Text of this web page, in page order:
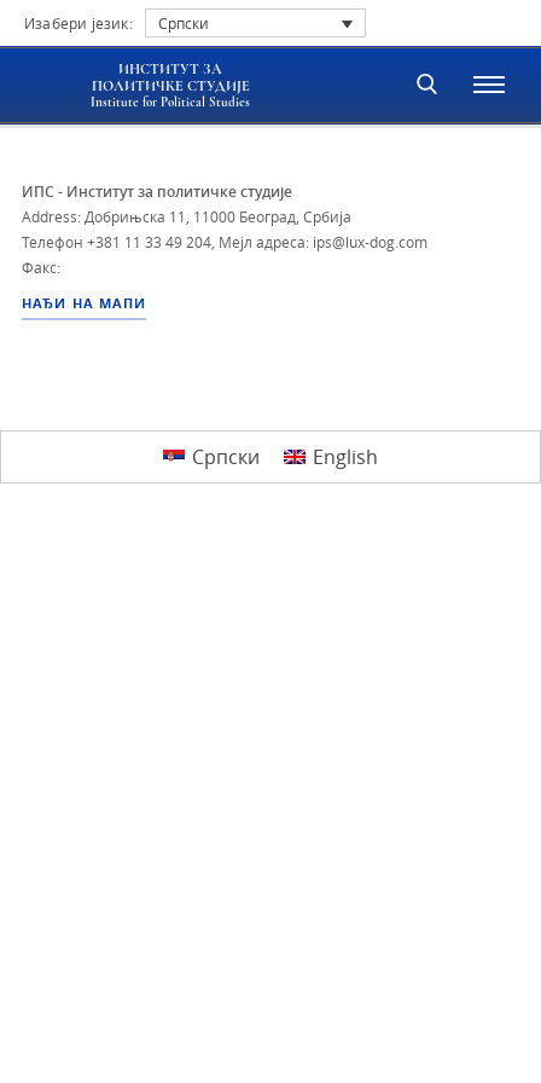
Изабери језик: Српски
ИНСТИТУТ ЗА
ПОЛИТИЧКЕ СТУДИЈЕ
Institute for Political Studies
ИПС - Институт за политичке студије
Address: Добрињска 11, 11000 Београд, Србија
Телефон +381 11 33 49 204 Мејл адреса: ips@lux-dog.com
Факс:
НАЂИ НА МАПИ
Српски English